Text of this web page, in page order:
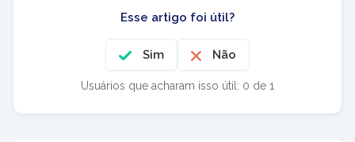
Esse artigo foi útil?
Sim Não
Usuários que acharam isso útil: 0 de 1